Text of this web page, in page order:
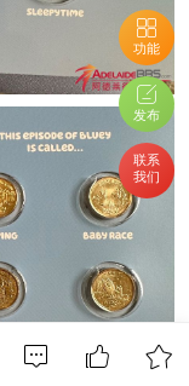
功能
发布
联系
我们